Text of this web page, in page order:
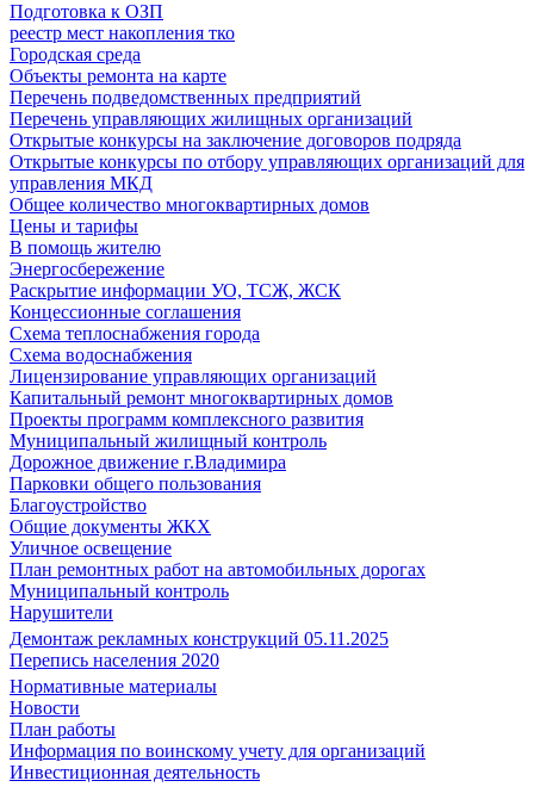
Подготовка к ОЗП
реестр мест накопления тко
Городская среда
Объекты ремонта на карте
Перечень подведомственных предприятий
Перечень управляющих жилищных организаций
Открытые конкурсы на заключение договоров подряда
Открытые конкурсы по отбору управляющих организаций для
управления МКД
Общее количество многоквартирных домов
Цены и тарифы
В помощь жителю
Энергосбережение
Раскрытие информации УО, ТСЖ, ЖСК
Концессионные соглашения
Схема теплоснабжения города
Схема водоснабжения
Лицензирование управляющих организаций
Капитальный ремонт многоквартирных домов
Проекты программ комплексного развития
Муниципальный жилищный контроль
Дорожное движение г.Владимира
Парковки общего пользования
Благоустройство
Общие документы ЖКХ
Уличное освещение
План ремонтных работ на автомобильных дорогах
Муниципальный контроль
Нарушители
Демонтаж рекламных конструкций 05.11.2025
Перепись населения 2020
Нормативные материалы
Новости
План работы
Информация по воинскому учету для организаций
Инвестиционная деятельность